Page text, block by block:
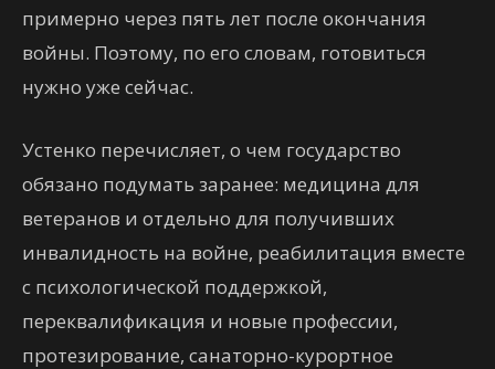
примерно через пять лет после окончания
войны. Поэтому, по его словам, готовиться
нужно уже сейчас.
Устенко перечисляет, о чем государство
обязано подумать заранее: медицина для
ветеранов и отдельно для получивших
инвалидность на войне, реабилитация вместе
с психологической поддержкой,
переквалификация и новые профессии,
протезирование, санаторно-курортное